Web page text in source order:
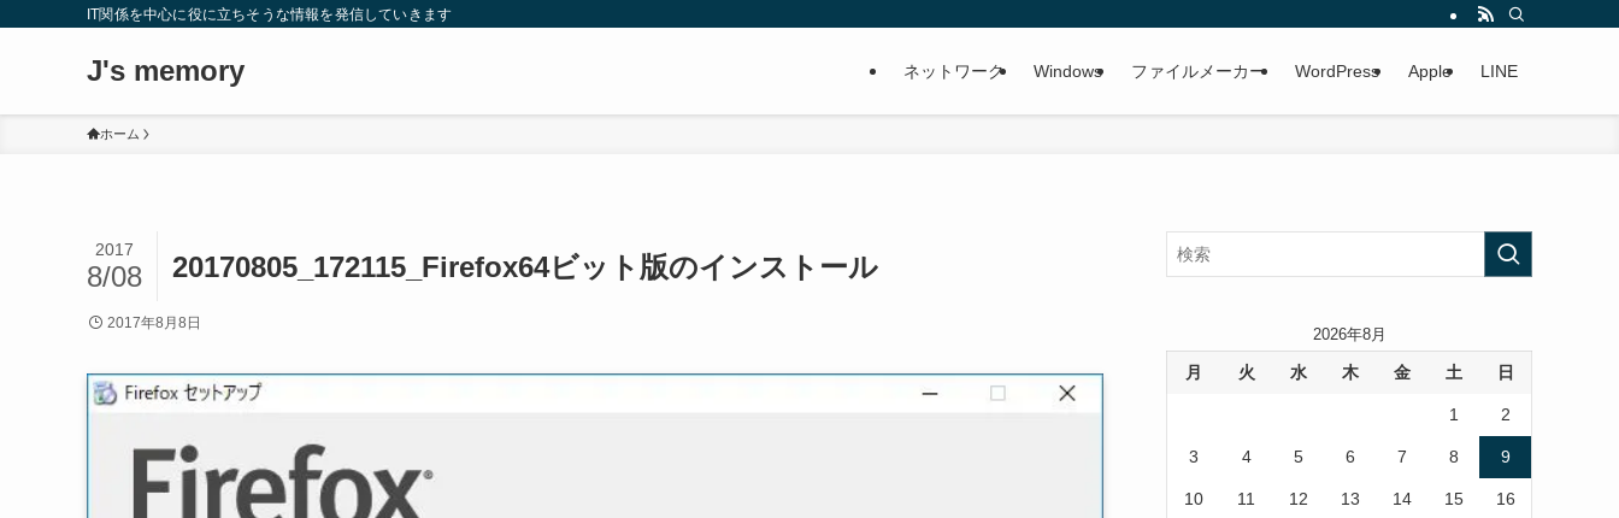
IT関係を中心に役に立ちそうな情報を発信していきます
J's memory ネットワーク Windows ファイルメーカー WordPress Apple LINE
ホーム
20170805_172115_Firefox64ビット版のインストール
2017
8/08
2017年8月8日
2026年8月
月 火 水 木 金 土 日
1 2
3 4 5 6 7 8 9
10 11 12 13 14 15 16